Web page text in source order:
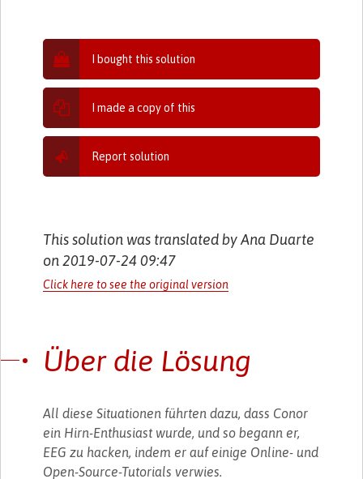
I bought this solution
I made a copy of this
Report solution
This solution was translated by Ana Duarte
on 2019-07-24 09:47
Click here to see the original version
Über die Lösung
All diese Situationen führten dazu, dass Conor
ein Hirn-Enthusiast wurde, und so begann er,
EEG zu hacken, indem er auf einige Online- und
Open-Source-Tutorials verwies.